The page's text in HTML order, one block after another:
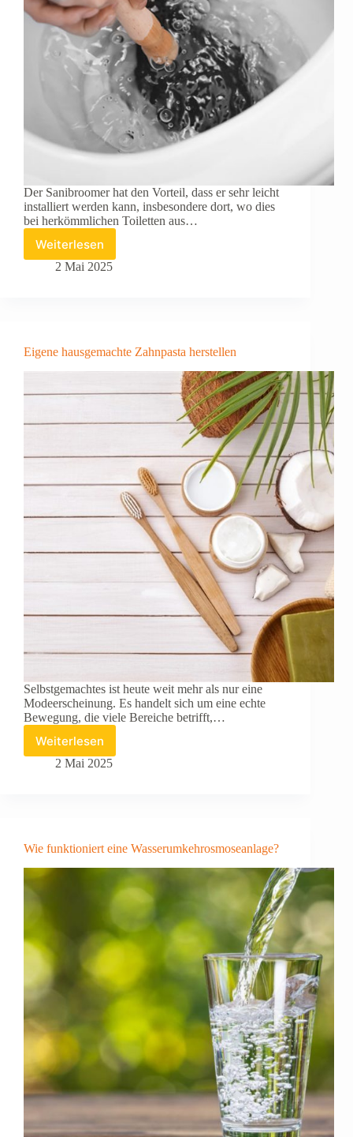
Der Sanibroomer hat den Vorteil, dass er sehr leicht
installiert werden kann, insbesondere dort, wo dies
bei herkömmlichen Toiletten aus…
Weiterlesen
Verstopfter
Abfluss:
zu
beseitigen
2 Mai 2025
Eigene hausgemachte Zahnpasta herstellen
Selbstgemachtes ist heute weit mehr als nur eine
Modeerscheinung. Es handelt sich um eine echte
Bewegung, die viele Bereiche betrifft,…
Weiterlesen
Eigene
hausgemachte
2 Mai 2025
Wie funktioniert eine Wasserumkehrosmoseanlage?